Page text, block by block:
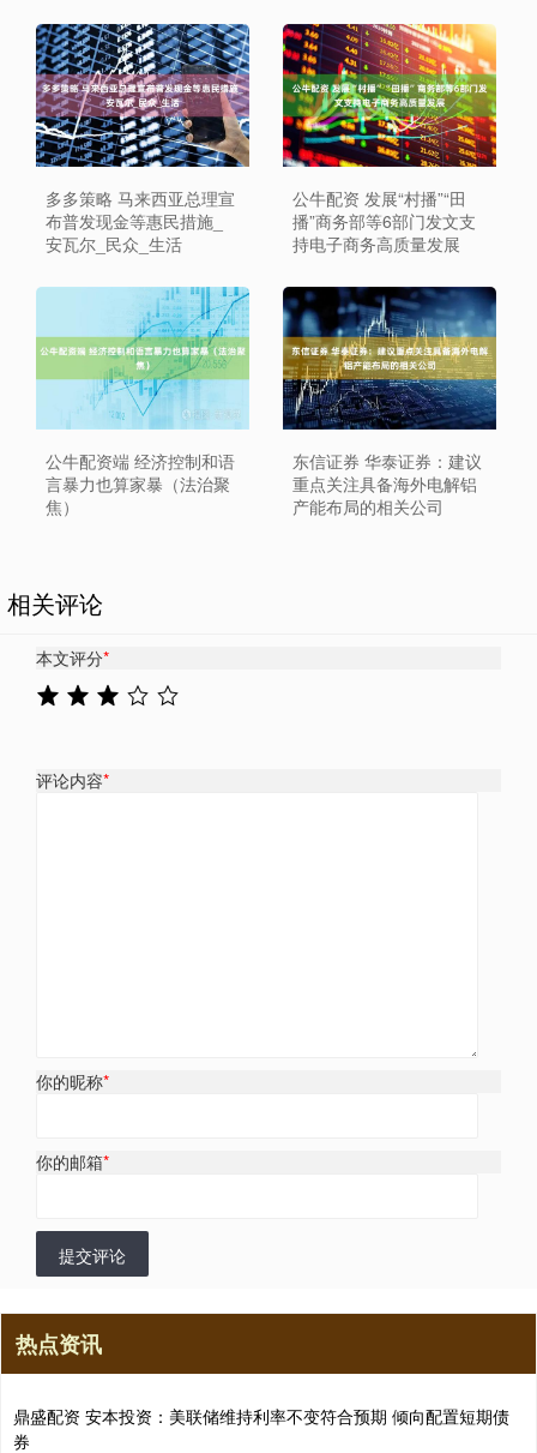
多多策略 马来西亚总理宣
布普发现金等惠民措施_
安瓦尔_民众_生活
公牛配资 发展“村播”“田
播”商务部等6部门发文支
持电子商务高质量发展
公牛配资端 经济控制和语
言暴力也算家暴（法治聚
焦）
东信证券 华泰证券：建议
重点关注具备海外电解铝
产能布局的相关公司
相关评论
本文评分*
评论内容*
你的昵称*
你的邮箱*
提交评论
热点资讯
鼎盛配资 安本投资：美联储维持利率不变符合预期 倾向配置短期债
券